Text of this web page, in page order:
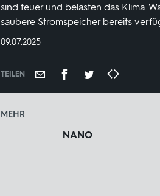
sind teuer und belasten das Klima.
saubere Stromspeicher bereits
DATUM:
09.07.2025
TEILEN
MEHR
NANO